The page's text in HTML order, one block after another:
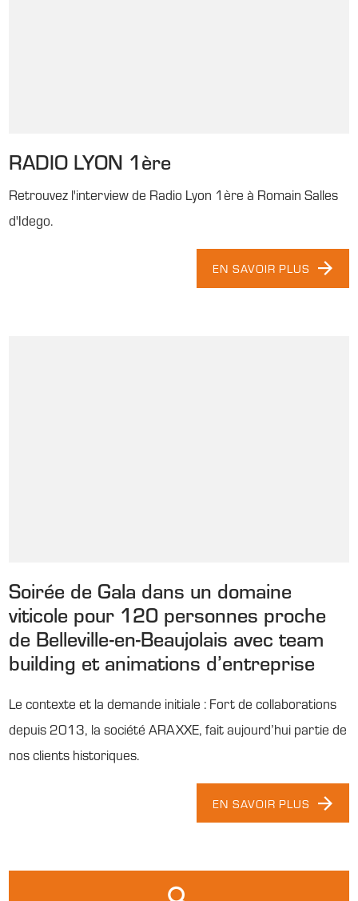
RADIO LYON 1ère
Retrouvez l'interview de Radio Lyon 1ère à Romain Salles
d'Idego.
EN SAVOIR PLUS
Soirée de Gala dans un domaine
viticole pour 120 personnes proche
de Belleville-en-Beaujolais avec team
building et animations d’entreprise
Le contexte et la demande initiale : Fort de collaborations
depuis 2013, la société ARAXXE, fait aujourd’hui partie de
nos clients historiques.
EN SAVOIR PLUS